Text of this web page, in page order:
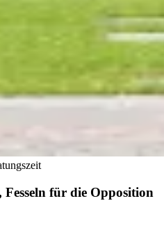
für die Opposition